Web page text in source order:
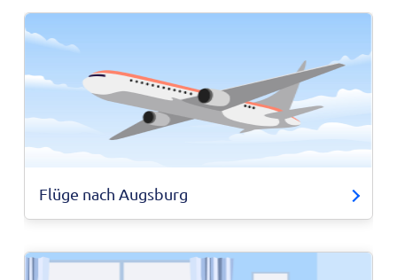
Flüge nach Augsburg